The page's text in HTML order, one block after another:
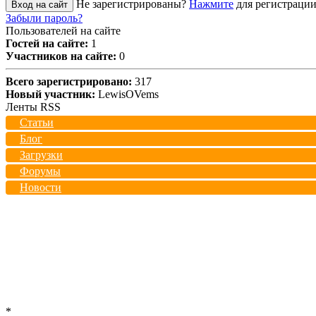
Вход на сайт Не зарегистрированы? Нажмите для
Забыли пароль?
Пользователей на сайте
Гостей на сайте: 1
Участников на сайте: 0
Всего зарегистрировано: 317
Новый участник: LewisOVems
Ленты RSS
Статьи
Блог
Загрузки
Форумы
Новости
*